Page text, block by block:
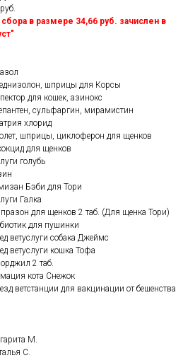
в размере 34,66 руб. зачислен в
шприцы для Корсы
для кошек, азинокс
сульфаргин, мирамистин
хлорид
шприцы, циклоферон для щенков
для щенков
голубь
Бэби для Тори
Галка
для щенков 2 таб. (Для щенка Тори)
для пушинки
ветуслуги собака Джеймс
ветуслуги кошка Тофа
2 таб.
кота Снежок
ветстанции для вакцинации от бешенства
М.
С.